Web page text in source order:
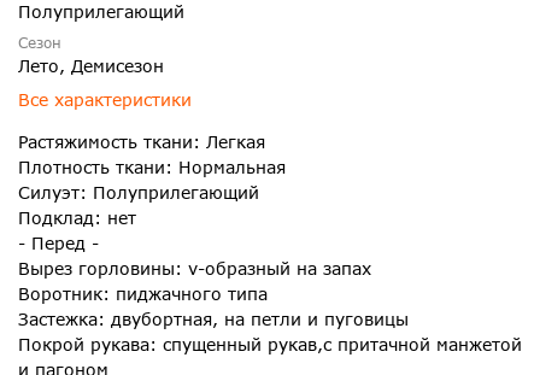
Полуприлегающий
Сезон
Лето, Демисезон
Все характеристики
Растяжимость ткани: Легкая
Плотность ткани: Нормальная
Силуэт: Полуприлегающий
Подклад: нет
- Перед -
Вырез горловины: v-образный на запах
Воротник: пиджачного типа
Застежка: двубортная, на петли и пуговицы
Покрой рукава: спущенный рукав,с притачной манжетой
и пагоном